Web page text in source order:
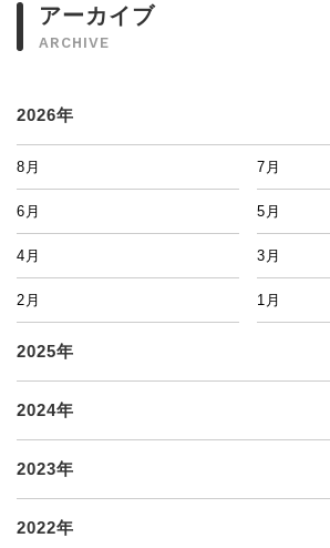
アーカイブ
ARCHIVE
2026年
8月 7月
6月 5月
4月 3月
2月 1月
2025年
2024年
2023年
2022年